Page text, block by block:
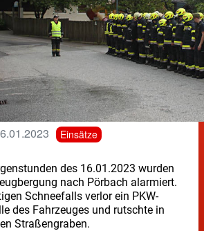
Berichte
nach
Schneefall
Einsätze
des 16.01.2023 wurden
nach Pörbach alarmiert.
Schneefalls verlor ein PKW-
des Fahrzeuges und rutschte in
Straßengraben.